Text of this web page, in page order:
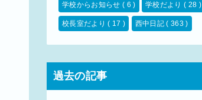
学校からお知らせ ( 6 ) 学校だより( 28 )
校長室だより( 17 ) 西中日記( 363 )
過去の記事